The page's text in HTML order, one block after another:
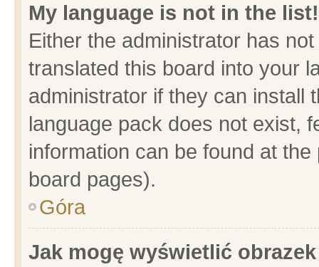
My language is not in the list!
Either the administrator has
translated this board into your
administrator if they can install
language pack does not exist,
information can be found at
board pages).
Góra
Jak mogę wyświetlić